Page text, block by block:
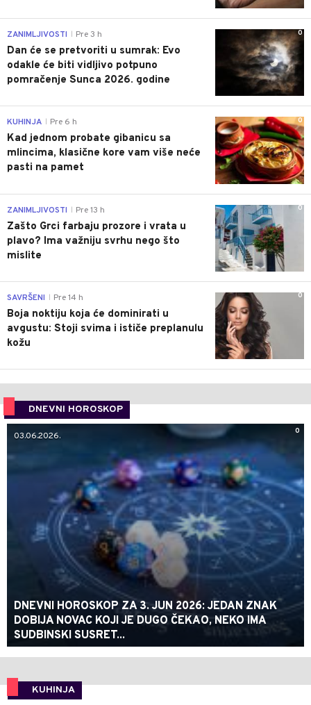
0
ZANIMLJIVOSTI Pre 3 h
Dan će se pretvoriti u sumrak: Evo
odakle će biti vidljivo potpuno
pomračenje Sunca 2026. godine
0
KUHINJA Pre 6 h
Kad jednom probate gibanicu sa
mlincima, klasične kore vam više neće
pasti na pamet
0
ZANIMLJIVOSTI Pre 13 h
Zašto Grci farbaju prozore i vrata u
plavo? Ima važniju svrhu nego što
mislite
0
SAVRŠENI Pre 14 h
Boja noktiju koja će dominirati u
avgustu: Stoji svima i ističe preplanulu
kožu
DNEVNI HOROSKOP
0
03.06.2026.
DNEVNI HOROSKOP ZA 3. JUN 2026: JEDAN ZNAK
DOBIJA NOVAC KOJI JE DUGO ČEKAO, NEKO IMA
SUDBINSKI SUSRET...
KUHINJA